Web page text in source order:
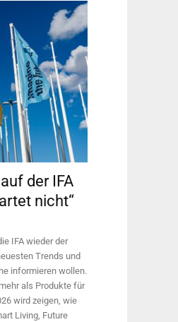
der IFA
nicht“
IFA wieder der
Trends und
informieren wollen.
als Produkte für
wird ­zeigen, wie
Living, Future